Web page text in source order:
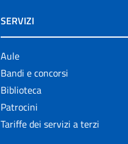
SERVIZI
Aule
Bandi e concorsi
Biblioteca
Patrocini
Tariffe dei servizi a terzi